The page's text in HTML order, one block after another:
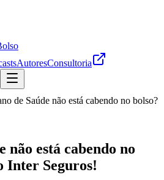
AutoresConsultoria
de Saúde não está cabendo no bolso?
não está cabendo no
Inter Seguros!